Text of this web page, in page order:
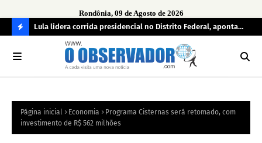
Rondônia, 09 de Agosto de 2026
O
R
Lula lidera corrida presidencial no Distrito Federal, aponta
pesquisa; Flávio Bolsonaro aparece em segundo
Página inicial Economia
Programa Cisternas será retomado, com
investimento de R$ 562 milhões